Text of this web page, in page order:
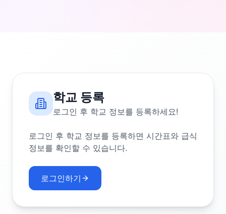
학교 등록
로그인 후 학교 정보를 등록하세요!
로그인 후 학교 정보를 등록하면 시간표와 급식
정보를 확인할 수 있습니다.
로그인하기